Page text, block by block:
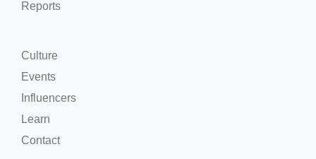
Reports
Culture
Events
Influencers
Learn
Contact